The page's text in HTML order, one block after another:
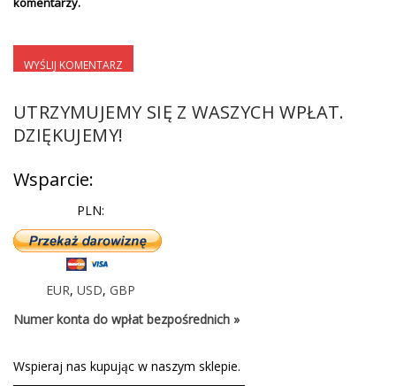
UTRZYMUJEMY SIĘ Z WASZYCH WPŁAT.
DZIĘKUJEMY!
Wsparcie:
PLN:
EUR, USD, GBP
Numer konta do wpłat bezpośrednich »
Wspieraj nas kupując w naszym sklepie.